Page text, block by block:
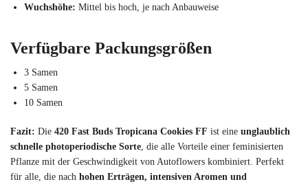
Wuchshöhe: Mittel bis hoch, je nach Anbauweise
Verfügbare Packungsgrößen
3 Samen
5 Samen
10 Samen
Fazit: Die 420 Fast Buds Tropicana Cookies FF ist eine unglaublich
schnelle photoperiodische Sorte, die alle Vorteile einer feminisierten
Pflanze mit der Geschwindigkeit von Autoflowers kombiniert. Perfekt
für alle, die nach hohen Erträgen, intensiven Aromen und